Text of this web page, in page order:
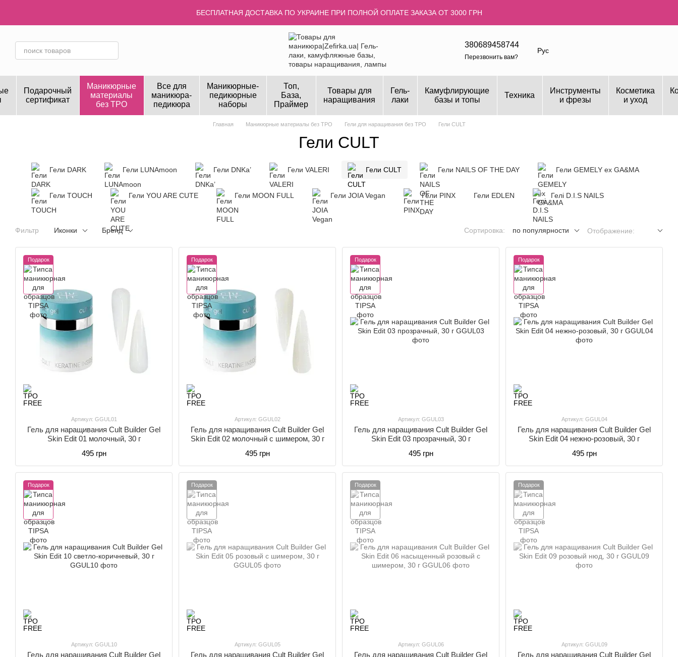
БЕСПЛАТНАЯ ДОСТАВКА ПО УКРАИНЕ ПРИ ПОЛНОЙ ОПЛАТЕ ЗАКАЗА ОТ 3000 ГРН
380689458744
Перезвонить вам?
Рус
Подарочный
сертификат
Маникюрные
материалы
без TPO
Все для
маникюра-
педикюра
Маникюрные-
педикюрные
наборы
Топ,
База,
Праймер
Товары для
наращивания
Гель-
лаки
Камуфлирующие
базы и топы
Техника
Инструменты
и фрезы
Косметика
и уход
Главная Маникюрные материалы без TPO Гели для наращивания без TPO Гели CULT
Гели CULT
Гели DARK Гели LUNAmoon Гели DNKa’ Гели VALERI Гели CULT Гели NAILS OF THE DAY Гели GEMELY ex GA&MA
Гели TOUCH Гели YOU ARE CUTE Гели MOON FULL Гели JOIA Vegan Гели PINX Гели EDLEN Гелі D.I.S NAILS
Фильтр Иконки Бренд Сортировка: по популярности Отображение:
Подарок
Артикул: GGUL01
Гель для наращивания Cult Builder Gel
Skin Edit 01 молочный, 30 г
495 грн
Подарок
Артикул: GGUL02
Гель для наращивания Cult Builder Gel
Skin Edit 02 молочный с шимером, 30 г
495 грн
Подарок
Артикул: GGUL03
Гель для наращивания Cult Builder Gel
Skin Edit 03 прозрачный, 30 г
495 грн
Подарок
Артикул: GGUL04
Гель для наращивания Cult Builder Gel
Skin Edit 04 нежно-розовый, 30 г
495 грн
Подарок
Артикул: GGUL10
Гель для наращивания Cult Builder Gel
Подарок
Артикул: GGUL05
Гель для наращивания Cult Builder Gel
Подарок
Артикул: GGUL06
Гель для наращивания Cult Builder Gel
Подарок
Артикул: GGUL09
Гель для наращивания Cult Builder Gel